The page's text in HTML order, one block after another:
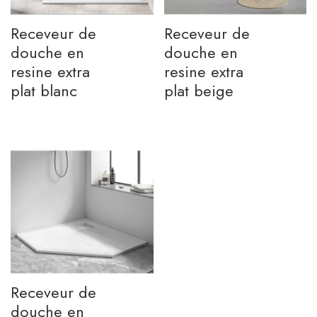
Receveur de
douche en
resine extra
plat blanc
Receveur de
douche en
resine extra
plat beige
Receveur de
douche en